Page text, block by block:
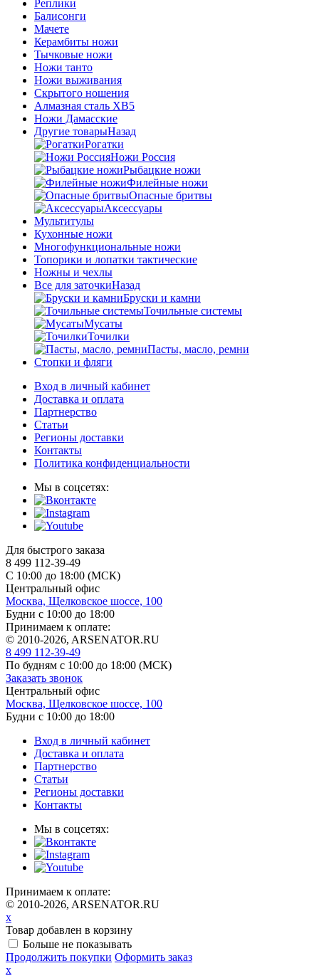
Реплики
Балисонги
Мачете
Керамбиты ножи
Тычковые ножи
Ножи танто
Ножи выживания
Скрытого ношения
Алмазная сталь ХВ5
Ножи Дамасские
Другие товарыНазад
Рогатки
Ножи Россия
Рыбацкие ножи
Филейные ножи
Опасные бритвы
Аксессуары
Мультитулы
Кухонные ножи
Многофункциональные ножи
Топорики и лопатки тактические
Ножны и чехлы
Все для заточкиНазад
Бруски и камни
Точильные системы
Мусаты
Точилки
Пасты, масло, ремни
Стопки и фляги
Вход в личный кабинет
Доставка и оплата
Партнерство
Статьи
Регионы доставки
Контакты
Политика конфиденциальности
Мы в соцсетях:
Для быстрого заказа
8 499 112-39-49
С 10:00 до 18:00 (МСК)
Центральный офис
Москва, Щелковское шоссе, 100
Будни с 10:00 до 18:00
Принимаем к оплате:
© 2010-2026, ARSENATOR.RU
8 499 112-39-49
По будням с 10:00 до 18:00 (МСК)
Заказать звонок
Центральный офис
Москва, Щелковское шоссе, 100
Будни с 10:00 до 18:00
Вход в личный кабинет
Доставка и оплата
Партнерство
Статьи
Регионы доставки
Контакты
Мы в соцсетях:
Принимаем к оплате:
© 2010-2026, ARSENATOR.RU
x
Товар добавлен в корзину
Больше не показывать
Продолжить покупки Оформить заказ
x